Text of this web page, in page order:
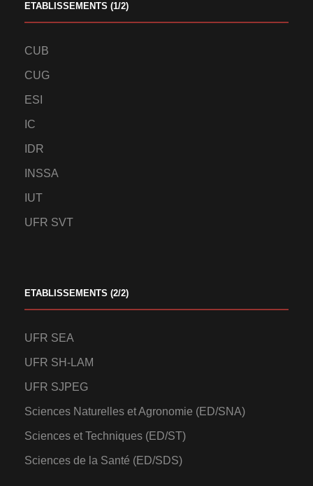
ETABLISSEMENTS (1/2)
CUB
CUG
ESI
IC
IDR
INSSA
IUT
UFR SVT
ETABLISSEMENTS (2/2)
UFR SEA
UFR SH-LAM
UFR SJPEG
Sciences Naturelles et Agronomie (ED/SNA)
Sciences et Techniques (ED/ST)
Sciences de la Santé (ED/SDS)